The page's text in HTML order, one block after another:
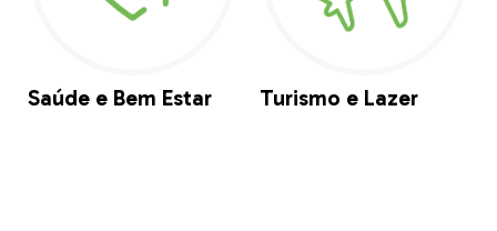
Saúde e Bem Estar Turismo e Lazer